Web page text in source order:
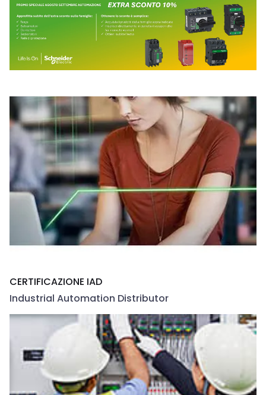
CERTIFICAZIONE IAD
Industrial Automation Distributor